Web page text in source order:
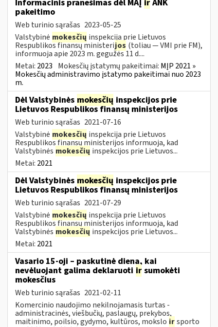
Informacinis pranešimas dėl MAĮ ir ANK
pakeitimo
Web turinio sąrašas 2023-05-25
Valstybinė mokesčių inspekcija prie Lietuvos
Respublikos finansų ministerijos (toliau — VMI prie FM),
informuoja apie 2023 m. gegužės 11 d....
Metai: 2023 Mokesčių įstatymų pakeitimai: MĮP 2021 »
Mokesčių administravimo įstatymo pakeitimai nuo 2023
m.
Dėl Valstybinės mokesčių inspekcijos prie
Lietuvos Respublikos finansų ministerijos
Web turinio sąrašas 2021-07-16
Valstybinė mokesčių inspekcija prie Lietuvos
Respublikos finansų ministerijos informuoja, kad
Valstybinės mokesčių inspekcijos prie Lietuvos...
Metai: 2021
Dėl Valstybinės mokesčių inspekcijos prie
Lietuvos Respublikos finansų ministerijos
Web turinio sąrašas 2021-07-29
Valstybinė mokesčių inspekcija prie Lietuvos
Respublikos finansų ministerijos informuoja, kad
Valstybinės mokesčių inspekcijos prie Lietuvos...
Metai: 2021
Vasario 15-oji – paskutinė diena, kai
nevėluojant galima deklaruoti ir sumokėti
mokesčius
Web turinio sąrašas 2021-02-11
Komercinio naudojimo nekilnojamasis turtas -
administracinės, viešbučių, paslaugų, prekybos,
maitinimo, poilsio, gydymo, kultūros, mokslo irsporto